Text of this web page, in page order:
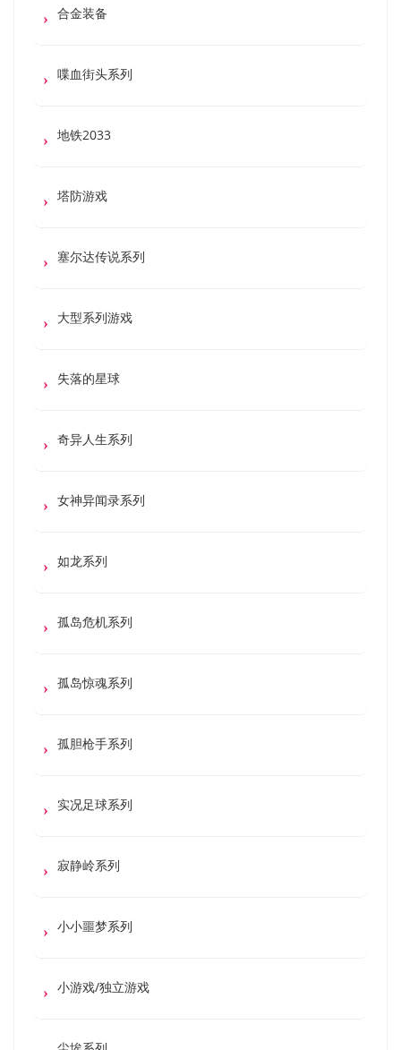
合金装备
喋血街头系列
地铁2033
塔防游戏
塞尔达传说系列
大型系列游戏
失落的星球
奇异人生系列
女神异闻录系列
如龙系列
孤岛危机系列
孤岛惊魂系列
孤胆枪手系列
实况足球系列
寂静岭系列
小小噩梦系列
小游戏/独立游戏